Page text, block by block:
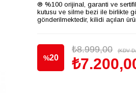
® %100 orijinal, garanti ve
kutusu ve silme bezi ile birlikte
gönderilmektedir, kilidi açılan
%20
₺8.999,00 (KDV